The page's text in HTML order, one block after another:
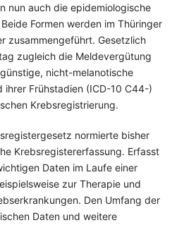
nun auch die epidemiologische
Formen werden im Thüringer
zusammengeführt. Gesetzlich
zugleich die Meldevergütung
nicht-melanotische
ihrer Frühstadien (ICD-10 C44-)
Krebsregistrierung.
normierte bisher
Krebsregistererfassung. Erfasst
Daten im Laufe einer
zur Therapie und
Den Umfang der
Daten und weitere